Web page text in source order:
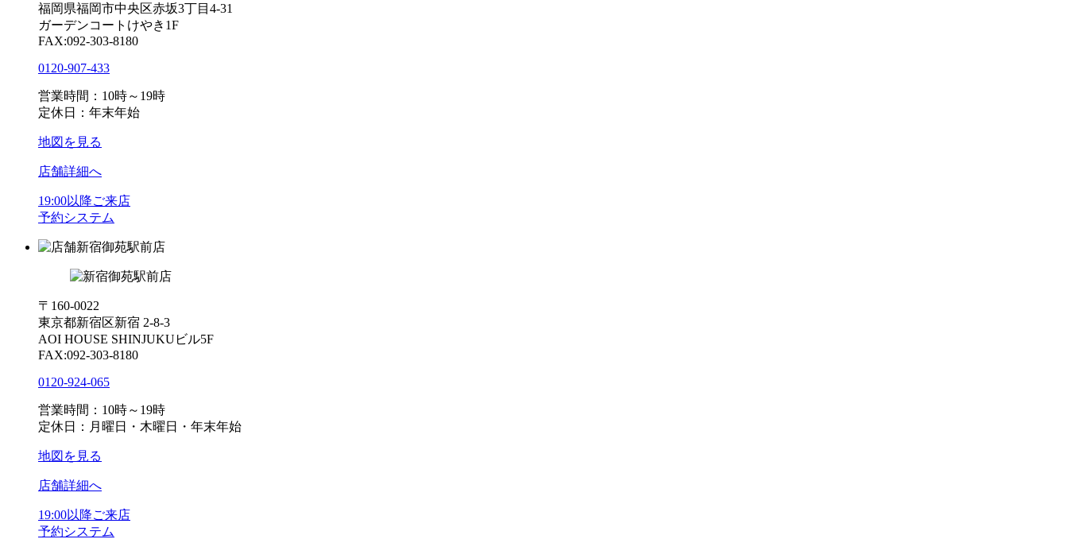
福岡県福岡市中央区赤坂3丁目4-31
ガーデンコートけやき1F
FAX:092-303-8180
0120-907-433
営業時間：10時～19時
定休日：年末年始
地図を見る
店舗詳細へ
19:00以降ご来店
予約システム
新宿御苑駅前店
〒160-0022
東京都新宿区新宿 2-8-3
AOI HOUSE SHINJUKUビル5F
FAX:092-303-8180
0120-924-065
営業時間：10時～19時
定休日：月曜日・木曜日・年末年始
地図を見る
店舗詳細へ
19:00以降ご来店
予約システム